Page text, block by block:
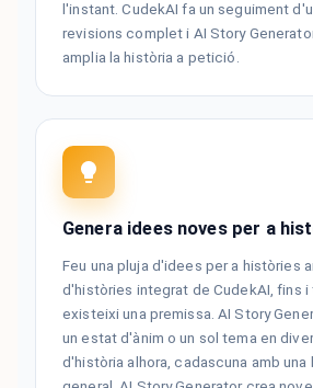
l'instant. CudekAI fa un seguiment
revisions complet i AI Story
amplia la història a petició.
Genera idees noves per a
Feu una pluja d'idees per a històries
d'històries integrat de CudekAI, fins i
existeixi una premissa. AI Story
un estat d'ànim o un sol tema en
d'història alhora, cadascuna amb